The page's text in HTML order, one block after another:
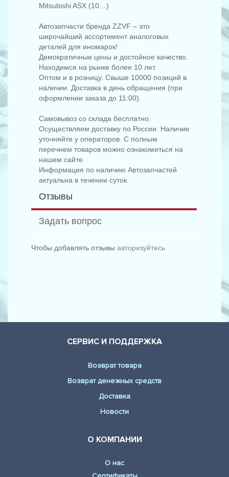
Mitsubishi ASX (10…)
Автозапчасти бренда ZZVF – это
широчайший ассортимент аналоговых
деталей для иномарок!
Демократичные цены и достойное качество.
Находимся на рынке более 10 лет.
Оптом и в розницу. Свыше 10000 позиций в
наличии. Доставка в день обращения (при
оформлении заказа до 11:00).
Самовывоз со склада бесплатно.
Осуществляем доставку по России. Наличие
уточняйте у операторов. С полным
перечнем товаров можно ознакомиться на
нашем сайте.
Информация по наличию Автозапчастей
актуальна в течении суток.
Отзывы
Задать вопрос
Чтобы добавлять отзывы авторизуйтесь
СЕРВИС И ПОДДЕРЖКА
Возврат товара
Возврат денежных средств
Доставка
Новости
О КОМПАНИИ
О нас